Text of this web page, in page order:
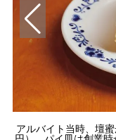
アルバイト当時、壇